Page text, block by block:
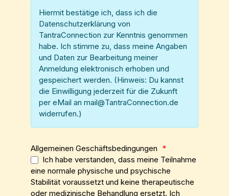
Hiermit bestätige ich, dass ich die
Datenschutzerklärung von
TantraConnection zur Kenntnis genommen
habe. Ich stimme zu, dass meine Angaben
und Daten zur Bearbeitung meiner
Anmeldung elektronisch erhoben und
gespeichert werden. (Hinweis: Du kannst
die Einwilligung jederzeit für die Zukunft
per eMail an mail@TantraConnection.de
widerrufen.)
Allgemeinen Geschäftsbedingungen *
Ich habe verstanden, dass meine Teilnahme
eine normale physische und psychische
Stabilität voraussetzt und keine therapeutische
oder medizinische Behandlung ersetzt. Ich